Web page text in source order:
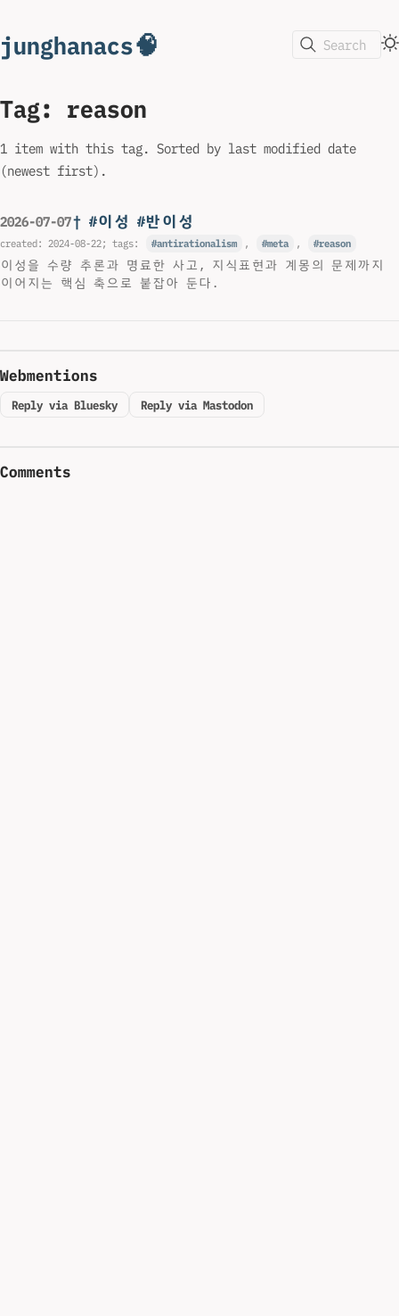
junghanacs🧠 Search
Tag: reason
1 item with this tag. Sorted by last modified date
(newest first).
2026-07-07† #이성 #반이성
created: 2024-08-22; tags: antirationalism , meta , reason
이성을 수량 추론과 명료한 사고, 지식표현과 계몽의 문제까지
이어지는 핵심 축으로 붙잡아 둔다.
Webmentions
Reply via Bluesky Reply via Mastodon
Comments